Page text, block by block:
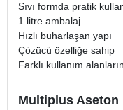
Sıvı formda pratik
1 litre ambalaj
Hızlı buharlaşan yapı
Çözücü özelliğe sahip
Farklı kullanım
Multiplus Aseton